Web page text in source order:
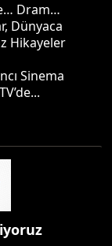
Dram…
Dünyaca
Hikayeler
Sinema